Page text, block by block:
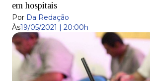
em hospitais
Por Da Redação
Às19/05/2021 | 20:00h